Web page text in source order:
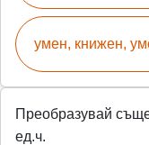
умен, книжен,
Преобразувай
ед.ч.